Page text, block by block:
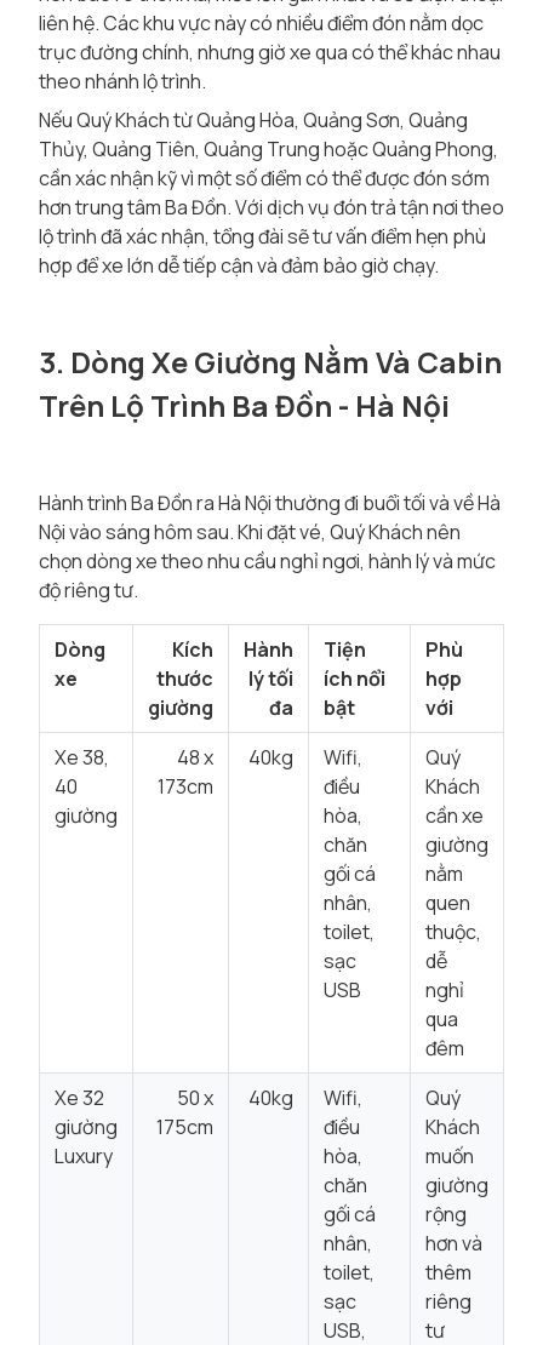
liên hệ. Các khu vực này có nhiều điểm đón nằm dọc
trục đường chính, nhưng giờ xe qua có thể khác nhau
theo nhánh lộ trình.
Nếu Quý Khách từ Quảng Hòa, Quảng Sơn, Quảng
Thủy, Quảng Tiên, Quảng Trung hoặc Quảng Phong,
cần xác nhận kỹ vì một số điểm có thể được đón sớm
hơn trung tâm Ba Đồn. Với dịch vụ đón trả tận nơi theo
lộ trình đã xác nhận, tổng đài sẽ tư vấn điểm hẹn phù
hợp để xe lớn dễ tiếp cận và đảm bảo giờ chạy.
3. Dòng Xe Giường Nằm Và Cabin
Trên Lộ Trình Ba Đồn - Hà Nội
Hành trình Ba Đồn ra Hà Nội thường đi buổi tối và về Hà
Nội vào sáng hôm sau. Khi đặt vé, Quý Khách nên
chọn dòng xe theo nhu cầu nghỉ ngơi, hành lý và mức
độ riêng tư.
Dòng
xe
Kích
thước
giường
Hành
lý tối
đa
Tiện
ích nổi
bật
Phù
hợp
với
Xe 38,
40
giường
48 x
173cm
40kg
Wifi,
điều
hòa,
chăn
gối cá
nhân,
toilet,
sạc
USB
Quý
Khách
cần xe
giường
nằm
quen
thuộc,
dễ
nghỉ
qua
đêm
Xe 32
giường
Luxury
50 x
175cm
40kg
Wifi,
điều
hòa,
chăn
gối cá
nhân,
toilet,
sạc
USB,
Quý
Khách
muốn
giường
rộng
hơn và
thêm
riêng
tư